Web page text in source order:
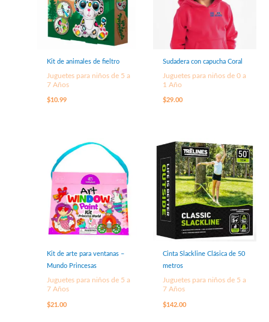
Kit de animales de fieltro
Juguetes para niños de 5 a
7 Años
$10.99
Sudadera con capucha Coral
Juguetes para niños de 0 a
1 Año
$29.00
Kit de arte para ventanas –
Mundo Princesas
Juguetes para niños de 5 a
7 Años
$21.00
Cinta Slackline Clásica de 50
metros
Juguetes para niños de 5 a
7 Años
$142.00